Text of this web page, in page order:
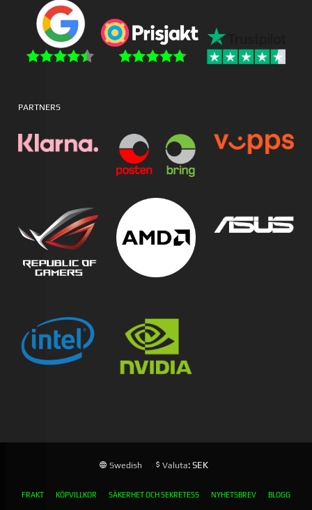
PARTNERS
Swedish Valuta: SEK
FRAKT KÖPVILLKOR SÄKERHET OCH SEKRETESS NYHETSBREV BLOGG